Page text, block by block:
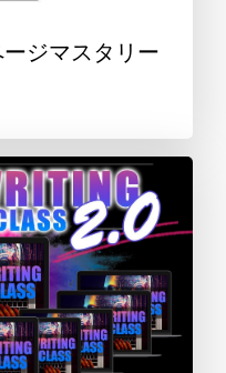
ジマスタリー